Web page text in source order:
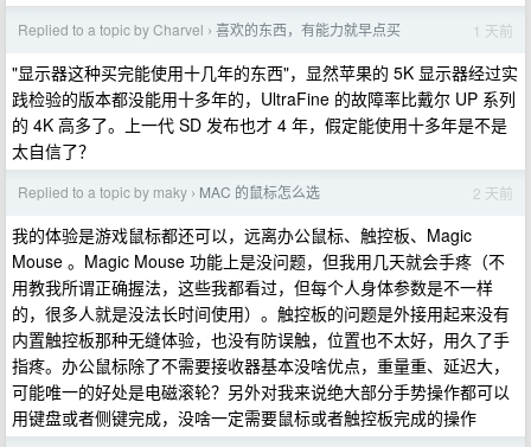
Replied to a topic by Charvel › 喜欢的东西，有能力就早点买 1 天前
"显示器这种买完能使用十几年的东西"，显然苹果的 5K 显示器经过实
践检验的版本都没能用十多年的，UltraFine 的故障率比戴尔 UP 系列
的 4K 高多了。上一代 SD 发布也才 4 年，假定能使用十多年是不是
太自信了？
Replied to a topic by maky › MAC 的鼠标怎么选 2 天前
我的体验是游戏鼠标都还可以，远离办公鼠标、触控板、Magic
Mouse 。Magic Mouse 功能上是没问题，但我用几天就会手疼（不
用教我所谓正确握法，这些我都看过，但每个人身体参数是不一样
的，很多人就是没法长时间使用）。触控板的问题是外接用起来没有
内置触控板那种无缝体验，也没有防误触，位置也不太好，用久了手
指疼。办公鼠标除了不需要接收器基本没啥优点，重量重、延迟大，
可能唯一的好处是电磁滚轮？另外对我来说绝大部分手势操作都可以
用键盘或者侧键完成，没啥一定需要鼠标或者触控板完成的操作